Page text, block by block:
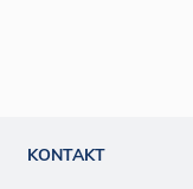
KONTAKT